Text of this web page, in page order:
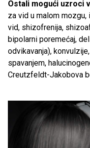
Ostali mogući uzroci
za vid u malom
vid, shizofrenija,
bipolarni poremećaj,
odvikavanja),
spavanjem,
Creutzfeldt-Jakobova